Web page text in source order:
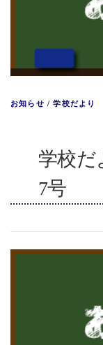
お知らせ /学校だより
学校だ
7号